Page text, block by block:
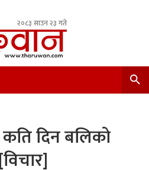
२०८३ साउन २३ गते
दिन बलिको